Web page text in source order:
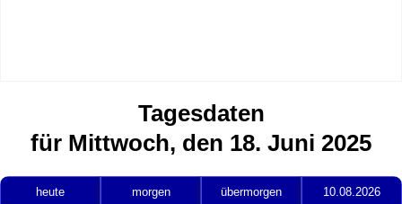
Tagesdaten
für Mittwoch, den 18. Juni 2025
heute morgen übermorgen 10.08.2026